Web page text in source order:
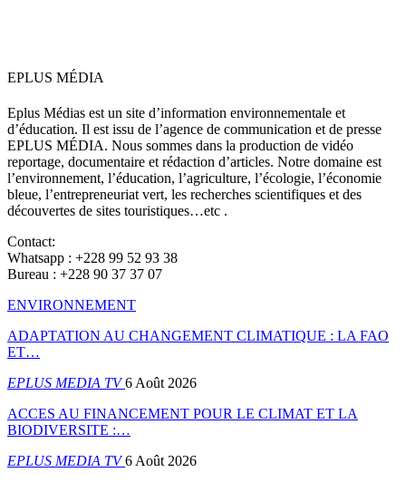
EPLUS MÉDIA
Eplus Médias est un site d’information environnementale et
d’éducation. Il est issu de l’agence de communication et de presse
EPLUS MÉDIA. Nous sommes dans la production de vidéo
reportage, documentaire et rédaction d’articles. Notre domaine est
l’environnement, l’éducation, l’agriculture, l’écologie, l’économie
bleue, l’entrepreneuriat vert, les recherches scientifiques et des
découvertes de sites touristiques…etc .
Contact:
Whatsapp : +228 99 52 93 38
Bureau : +228 90 37 37 07
ENVIRONNEMENT
ADAPTATION AU CHANGEMENT CLIMATIQUE : LA FAO
ET…
EPLUS MEDIA TV6 Août 2026
ACCES AU FINANCEMENT POUR LE CLIMAT ET LA
BIODIVERSITE :…
EPLUS MEDIA TV6 Août 2026